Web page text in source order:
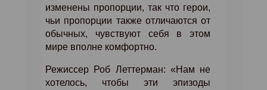
изменены пропорции, так что герои,
чьи пропорции также отличаются от
обычных, чувствуют себя в этом
мире вполне комфортно.
Режиссер Роб Леттерман: «Нам не
хотелось, чтобы эти эпизоды